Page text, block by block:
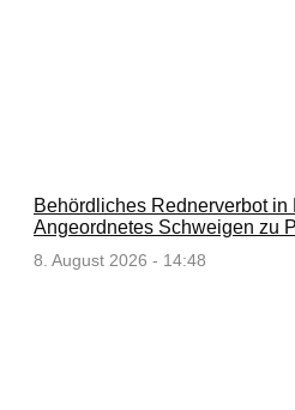
Behördliches Rednerverbot in
Angeordnetes Schweigen zu
8. August 2026 - 14:48